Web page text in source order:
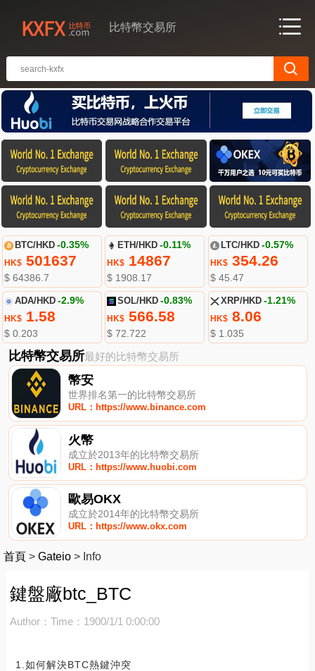
比特幣交易所
BTC/HKD -0.35%
HK$501637
$ 64386.7
ETH/HKD -0.11%
HK$ 14867
$ 1908.17
LTC/HKD -0.57%
HK$354.26
$ 45.47
ADA/HKD -2.9%
HK$1.58
$ 0.203
SOL/HKD -0.83%
HK$ 566.58
$ 72.722
XRP/HKD -1.21%
HK$8.06
$ 1.035
比特幣交易所最好的比特幣交易所
幣安
世界排名第一的比特幣交易所
URL：https://www.binance.com
火幣
成立於2013年的比特幣交易所
URL：https://www.huobi.com
歐易OKX
成立於2014年的比特幣交易所
URL：https://www.okx.com
首頁 > Gateio > Info
鍵盤廠btc_BTC
Author： Time：1900/1/1 0:00:00
1.如何解決BTC熱鍵沖突